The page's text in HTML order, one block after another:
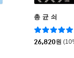
총 균 쇠
26,820원